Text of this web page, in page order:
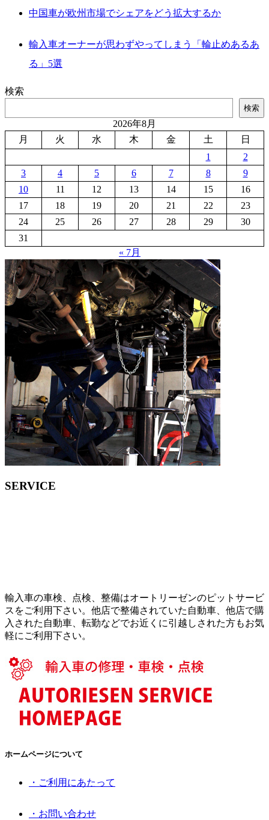
中国車が欧州市場でシェアをどう拡大するか
輸入車オーナーが思わずやってしまう「輪止めあるあ
る」5選
検索
検索
2026年8月
月
火 水 木 金 土
日
1
2
3
4 5 6 7 8
9
10
11 12 13 14 15
16
17
18 19 20 21 22
23
24
25 26 27 28 29
30
31
« 7月
SERVICE
輸入車の車検、点検、整備はオートリーゼンのピットサービ
スをご利用下さい。他店で整備されていた自動車、他店で購
入された自動車、転勤などでお近くに引越しされた方もお気
軽にご利用下さい。
ホームページについて
・ご利用にあたって
・お問い合わせ